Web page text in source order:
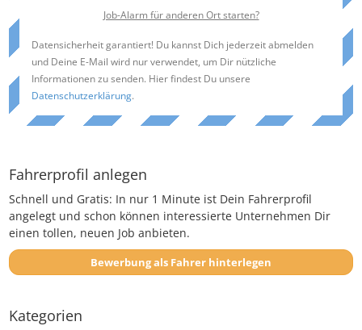
Job-Alarm für anderen Ort starten?
Datensicherheit garantiert! Du kannst Dich jederzeit abmelden
und Deine E-Mail wird nur verwendet, um Dir nützliche
Informationen zu senden. Hier findest Du unsere
Datenschutzerklärung.
Fahrerprofil anlegen
Schnell und Gratis: In nur 1 Minute ist Dein Fahrerprofil
angelegt und schon können interessierte Unternehmen Dir
einen tollen, neuen Job anbieten.
Bewerbung als Fahrer hinterlegen
Kategorien